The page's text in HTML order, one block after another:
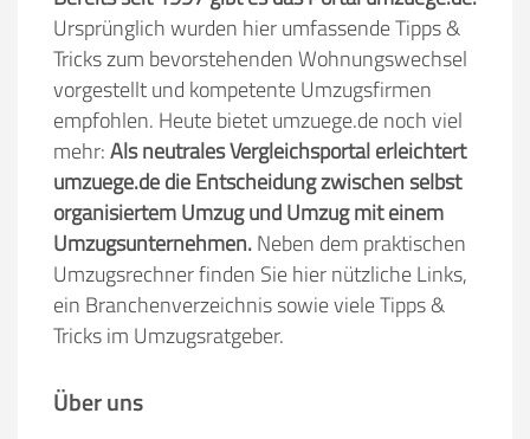
Ursprünglich wurden hier umfassende Tipps &
Tricks zum bevorstehenden Wohnungswechsel
vorgestellt und kompetente Umzugsfirmen
empfohlen. Heute bietet umzuege.de noch viel
mehr:Als neutrales Vergleichsportal erleichtert
umzuege.de die Entscheidung zwischen selbst
organisiertem Umzug und Umzug mit einem
Umzugsunternehmen.Neben dem praktischen
Umzugsrechner finden Sie hier nützliche Links,
ein Branchenverzeichnis sowie viele Tipps &
Tricks im Umzugsratgeber.
Über uns